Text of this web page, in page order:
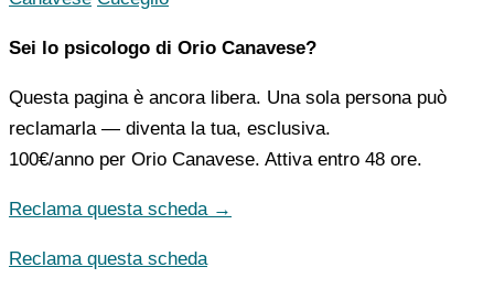
Sei lo psicologo di Orio Canavese?
Questa pagina è ancora libera. Una sola persona può
reclamarla — diventa la tua, esclusiva.
100€/anno per Orio Canavese. Attiva entro 48 ore.
Reclama questa scheda →
Reclama questa scheda